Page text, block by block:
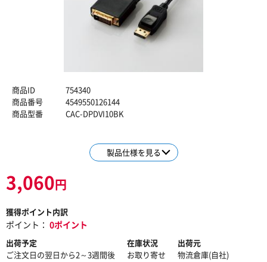
商品ID
754340
商品番号
4549550126144
商品型番
CAC-DPDVI10BK
製品仕様を見る
3,060円
獲得ポイント内訳
ポイント： 0ポイント
出荷予定
ご注文日の翌日から2～3週間後
在庫状況
お取り寄せ
出荷元
物流倉庫(自社)